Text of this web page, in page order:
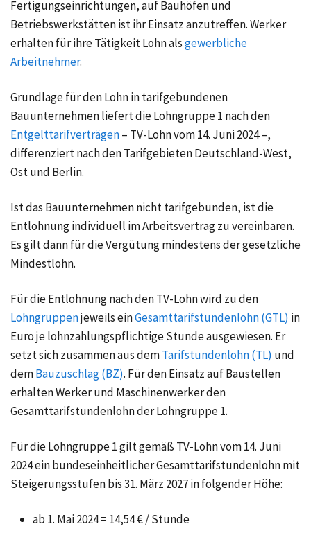
Fertigungseinrichtungen, auf Bauhöfen und
Betriebswerkstätten ist ihr Einsatz anzutreffen. Werker
erhalten für ihre Tätigkeit Lohn alsgewerbliche
Arbeitnehmer.
Grundlage für den Lohn in tarifgebundenen
Bauunternehmen liefert die Lohngruppe 1 nach den
Entgelttarifverträgen– TV-Lohn vom 14. Juni 2024 –,
differenziert nach den Tarifgebieten Deutschland-West,
Ost und Berlin.
Ist das Bauunternehmen nicht tarifgebunden, ist die
Entlohnung individuell imArbeitsvertragzu vereinbaren.
Es gilt dann für die Vergütung mindestens der gesetzliche
Mindestlohn.
Für die Entlohnung nach den TV-Lohn wird zu den
Lohngruppenjeweils einGesamttarifstundenlohn (GTL) in
Euro je lohnzahlungspflichtige Stunde ausgewiesen. Er
setzt sich zusammen aus demTarifstundenlohn (TL) und
demBauzuschlag (BZ). Für den Einsatz auf Baustellen
erhalten Werker und Maschinenwerker den
Gesamttarifstundenlohn der Lohngruppe 1.
Für die Lohngruppe 1 gilt gemäß TV-Lohn vom 14. Juni
2024 ein bundeseinheitlicher Gesamttarifstundenlohn mit
Steigerungsstufen bis 31. März 2027 in folgender Höhe:
ab 1. Mai 2024 = 14,54 € / Stunde